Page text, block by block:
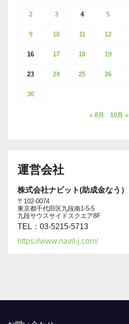
2 3 4 5
9 10 11 12
16 17 18 19
23 24 25 26
30
« 8月 10月 »
運営会社
株式会社ナビット(助成金なう）
〒102-0074
東京都千代田区九段南1-5-5
九段サウスサイドスクエア8F
TEL：03-5215-5713
https://www.navit-j.com/